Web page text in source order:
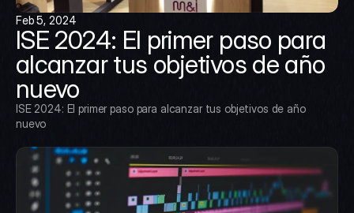
Feb 5, 2024
ISE 2024: El primer paso para
alcanzar tus objetivos de año
nuevo
ISE 2024: El primer paso para alcanzar tus objetivos de año
nuevo